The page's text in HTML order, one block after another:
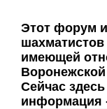
Этот форум
имеющей
Сейчас
информация